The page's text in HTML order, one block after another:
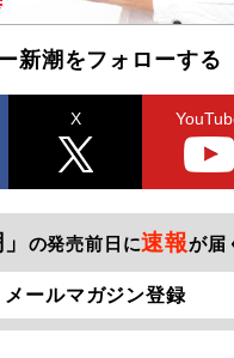
新潮をフォローする
X
の発売前日に速報が届
メールマガジン登録